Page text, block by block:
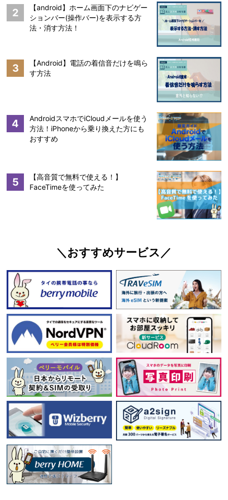
2
【android】ホーム画面下のナビゲー
ションバー(操作バー)を表示する方
法・消す方法！
3
【Android】電話の着信音だけを鳴ら
す方法
4
AndroidスマホでiCloudメールを使う
方法！iPhoneから乗り換えた方にも
おすすめ
5
【高音質で無料で使える！】
FaceTimeを使ってみた
＼おすすめサービス／